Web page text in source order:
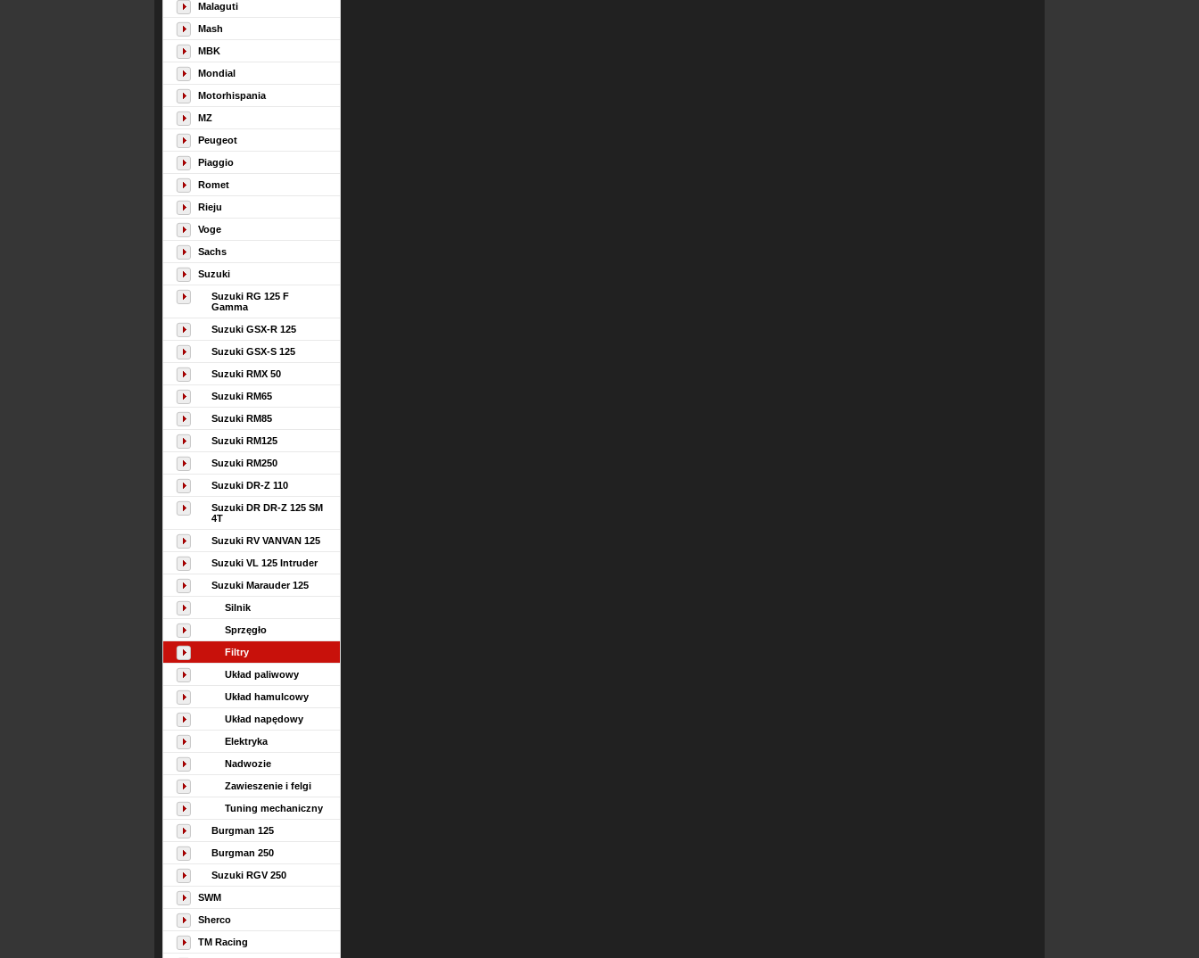
Malaguti
Mash
MBK
Mondial
Motorhispania
MZ
Peugeot
Piaggio
Romet
Rieju
Voge
Sachs
Suzuki
Suzuki RG 125 F
Gamma
Suzuki GSX-R 125
Suzuki GSX-S 125
Suzuki RMX 50
Suzuki RM65
Suzuki RM85
Suzuki RM125
Suzuki RM250
Suzuki DR-Z 110
Suzuki DR DR-Z 125 SM
4T
Suzuki RV VANVAN 125
Suzuki VL 125 Intruder
Suzuki Marauder 125
Silnik
Sprzęgło
Filtry
Układ paliwowy
Układ hamulcowy
Układ napędowy
Elektryka
Nadwozie
Zawieszenie i felgi
Tuning mechaniczny
Burgman 125
Burgman 250
Suzuki RGV 250
SWM
Sherco
TM Racing